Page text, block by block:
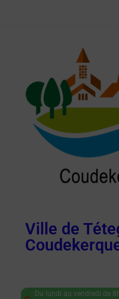
Ville de
Du lundi au vendredi de